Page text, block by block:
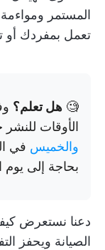
المستمر
تعمل بمفردك أو
🧐 هل تعلم؟
الأوقات للنشر
والخميس
بحاجة إلى يوم
الصيانة ويحفز